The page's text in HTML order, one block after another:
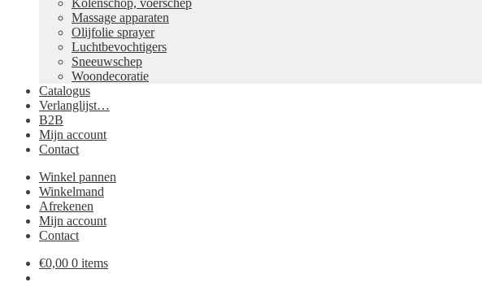
Kolenschop, voerschep
Massage apparaten
Olijfolie sprayer
Luchtbevochtigers
Sneeuwschep
Woondecoratie
Catalogus
Verlanglijst…
B2B
Mijn account
Contact
Winkel pannen
Winkelmand
Afrekenen
Mijn account
Contact
€0,00 0 items